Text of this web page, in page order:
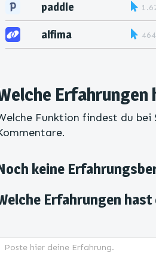
paddle
alfima 464
Funktion findest du bei
keine
Erfahrungen hast